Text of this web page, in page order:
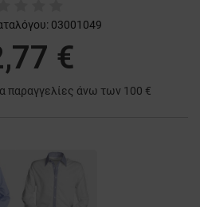
03001049
€
παραγγελίες άνω των 100 €